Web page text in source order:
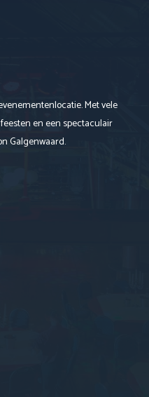
Met vele
en een spectaculair
Galgenwaard.